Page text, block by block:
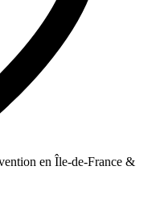
en Île-de-France &